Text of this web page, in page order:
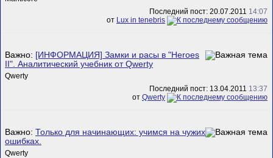
Последний пост: 20.07.2011 14:07
от Lux in tenebris
Важно: [ИНФОРМАЦИЯ] Замки и расы в "Heroes
II". Аналитический учебник от Qwerty
Qwerty
Последний пост: 13.04.2011 13:37
от Qwerty
Важно: Только для начинающих: учимся на чужих
ошибках.
Qwerty